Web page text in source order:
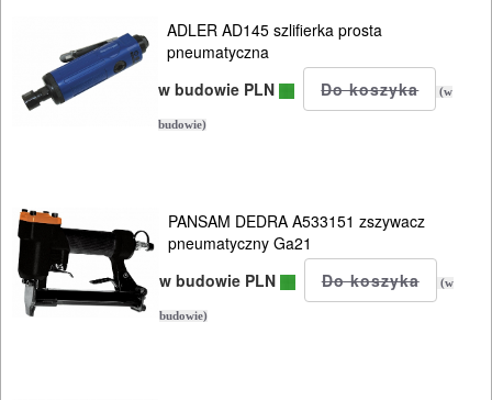
polerki
smarownice
szlifierki
diax
ADLER AD145 szlifierka prosta
pneumatyczna
w budowie PLN
(w
budowie)
PANSAM DEDRA A533151 zszywacz
pneumatyczny Ga21
w budowie PLN
(w
budowie)